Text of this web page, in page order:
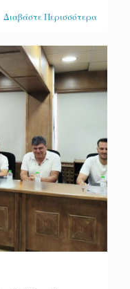
Διαβάστε Περισσότερα